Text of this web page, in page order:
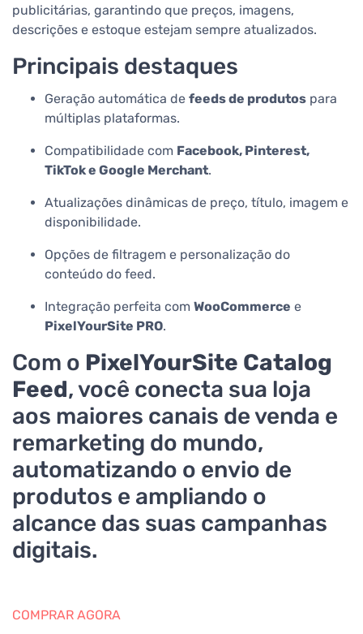
publicitárias, garantindo que preços, imagens,
descrições e estoque estejam sempre atualizados.
Principais destaques
Geração automática de feeds de produtos para
múltiplas plataformas.
Compatibilidade com Facebook, Pinterest,
TikTok e Google Merchant.
Atualizações dinâmicas de preço, título, imagem e
disponibilidade.
Opções de filtragem e personalização do
conteúdo do feed.
Integração perfeita com WooCommerce e
PixelYourSite PRO.
Com o PixelYourSite Catalog
Feed, você conecta sua loja
aos maiores canais de venda e
remarketing do mundo,
automatizando o envio de
produtos e ampliando o
alcance das suas campanhas
digitais.
COMPRAR AGORA